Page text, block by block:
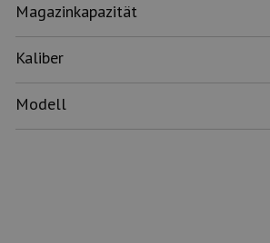
Magazinkapazität
Kaliber
Modell